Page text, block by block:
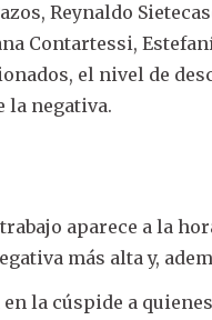
Reynaldo
Contartessi,
el nivel de
la negativa.
aparece a la
más alta y,
la cúspide a